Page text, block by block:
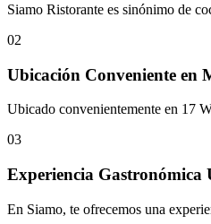
Siamo Ristorante es sinónimo de
02
Ubicación Conveniente en
Ubicado convenientemente en 17
03
Experiencia Gastronómica
En Siamo, te ofrecemos una